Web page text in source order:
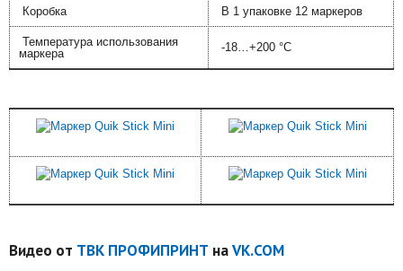
Коробка В 1 упаковке 12 маркеров
Температура использования
маркера
-18…+200 °C
Видео от ТВК ПРОФИПРИНТ наVK.COM